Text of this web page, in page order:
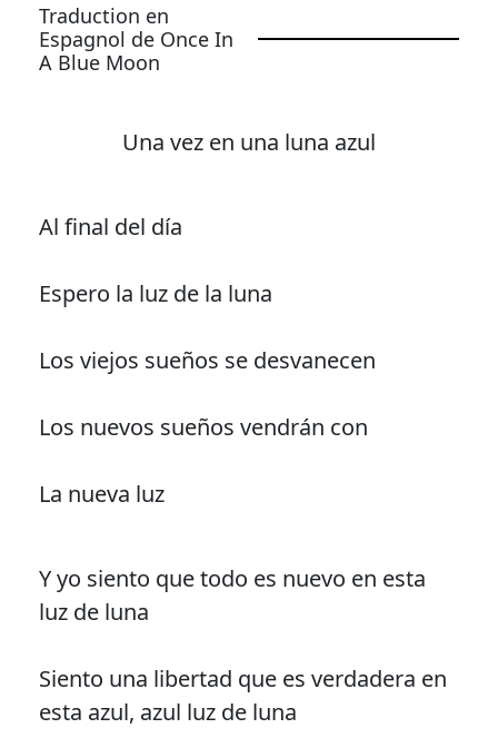
Traduction en
Espagnol de Once In
A Blue Moon
Una vez en una luna azul
Al final del día
Espero la luz de la luna
Los viejos sueños se desvanecen
Los nuevos sueños vendrán con
La nueva luz
Y yo siento que todo es nuevo en esta
luz de luna
Siento una libertad que es verdadera en
esta azul, azul luz de luna